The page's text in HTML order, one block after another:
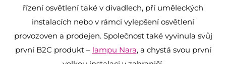
řízení osvětlení také v divadlech, pří uměleckých
instalacích nebo v rámci vylepšení osvětlení
provozoven a prodejen. Společnost také vyvinula svůj
první B2C produkt – lampu Nara, a chystá svou první